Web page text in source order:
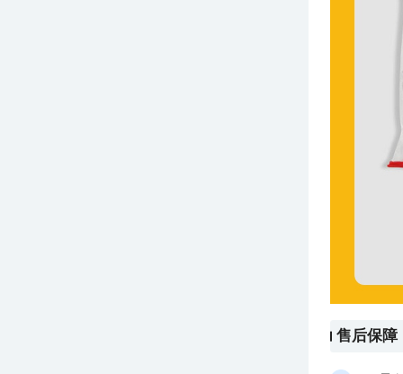
售后保障